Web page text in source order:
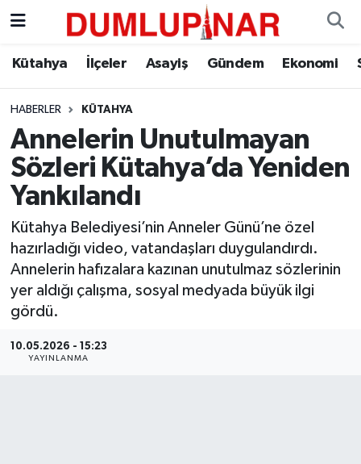
Kütahya İlçeler Asayiş Gündem Ekonomi
HABERLER KÜTAHYA
Annelerin Unutulmayan
Sözleri Kütahya’da Yeniden
Yankılandı
Kütahya Belediyesi’nin Anneler Günü’ne özel
hazırladığı video, vatandaşları duygulandırdı.
Annelerin hafızalara kazınan unutulmaz sözlerinin
yer aldığı çalışma, sosyal medyada büyük ilgi
gördü.
10.05.2026 - 15:23
YAYINLANMA
Asayiş
Diğer
Dünya
Eğitim
Ekonomi
Eleman
Emlak
Gündem
Kütahya Hava Durumu
Kütahya Trafik Yoğunluk Haritası
Süper Lig Puan Durumu ve Fikstür
Tüm Manşetler
Son Dakika Haberleri
Haber Arşivi